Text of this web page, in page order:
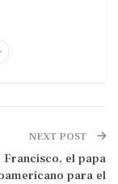
este 21
Semana
no
que la
NEXT POST
Francisco, el papa
para el